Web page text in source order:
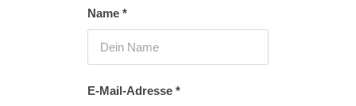
Name *
E-Mail-Adresse *